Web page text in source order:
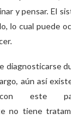
y pensar. El
lo cual puede
diagnosticarse
aún así
este
no tiene